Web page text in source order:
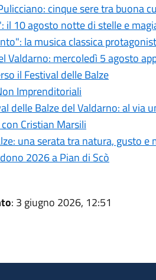
cinque sere tra buona
il 10 agosto notte di stelle e
la musica classica
Valdarno: mercoledì 5 agosto
il Festival delle Balze
Imprenditoriali
delle Balze del Valdarno: al via
Cristian Marsili
una serata tra natura, gusto e
2026 a Pian di Scò
: 3 giugno 2026, 12:51